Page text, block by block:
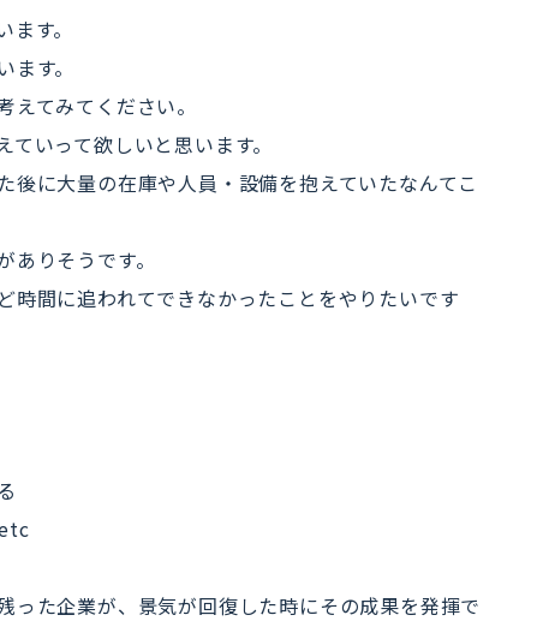
す。
す。
てみてください。
いって欲しいと思います。
後に大量の在庫や人員・設備を抱えていたなんてこ
りそうです。
時間に追われてできなかったことをやりたいです
った企業が、景気が回復した時にその成果を発揮で